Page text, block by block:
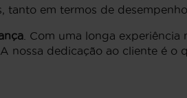
tanto em termos de
. Com uma longa
nossa dedicação ao cliente é